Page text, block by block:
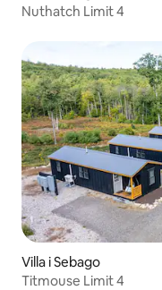
Nuthatch Limit 4
Villa i Sebago
Titmouse Limit 4